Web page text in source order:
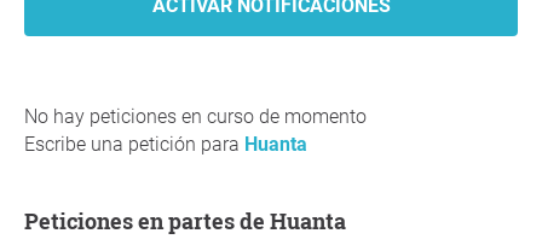
No hay peticiones en curso de momento
Escribe una petición para Huanta
Peticiones en partes de Huanta